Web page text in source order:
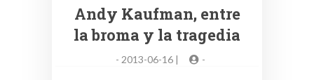
Andy Kaufman, entre
la broma y la tragedia
- 2013-06-16 | -